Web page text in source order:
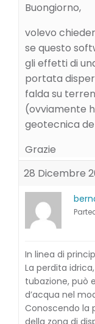
Buongiorno,
volevo
se questo
gli effetti di
portata
falda su
(ovviamente
geotecnica
Grazie
28 Dicembre
In linea di
La perdita
tubazione, può
d’acqua nel
Conoscendo la
della zona di